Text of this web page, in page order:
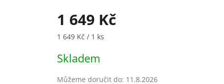
1 649 Kč
Měrná cena:
1 649 Kč / 1 ks
Skladem
Můžeme doručit do: 11.8.2026